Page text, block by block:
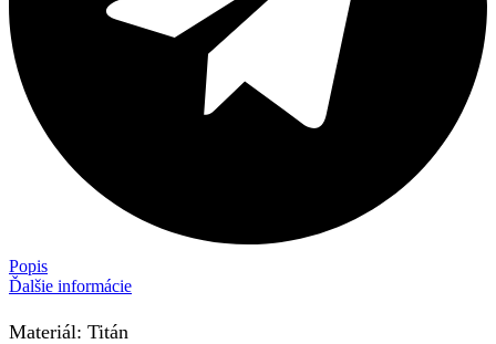
Popis
Ďalšie informácie
Materiál: Titán